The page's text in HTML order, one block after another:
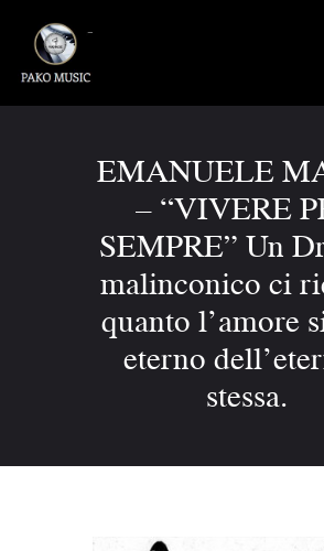
EMANUELE
– “VIVERE
SEMPRE” Un
malinconico ci
quanto l’amore
eterno
stessa.